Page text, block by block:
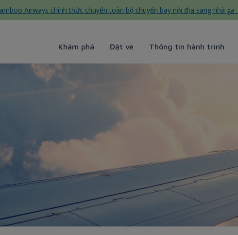
Airways chính thức chuyển toàn bộ chuyến bay nội địa sang nhà ga
Khám phá Đặt vé Thông tin hành trình
thất lạc - Bamboo Airways